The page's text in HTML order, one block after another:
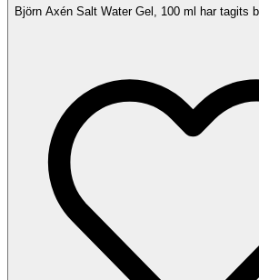
Björn Axén Salt Water Gel, 100 ml har tagits